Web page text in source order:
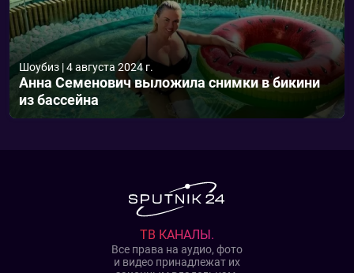
Шоубиз |4 августа 2024 г.
Анна Семенович выложила снимки в бикини
из бассейна
ТВ КАНАЛЫ.
Все права на аудио, фото
и видео принадлежат их